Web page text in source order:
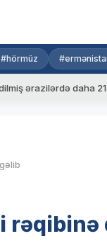
#hörmüz
daha 212